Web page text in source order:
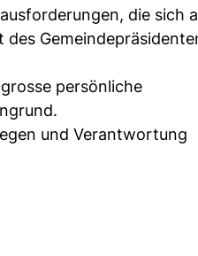
die sich
persönliche
und Verantwortung